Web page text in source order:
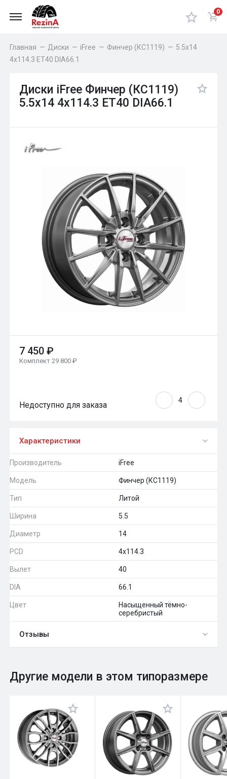
0
Главная — Диски — iFree — Финчер (КС1119) — 5.5x14
4x114.3 ET40 DIA66.1
Диски iFree Финчер (КС1119)
5.5x14 4x114.3 ET40 DIA66.1
7 450 ₽
Комплект 29 800 ₽
Недоступно для заказа
Характеристики
Производитель iFree
Модель Финчер (КС1119)
Тип Литой
Ширина 5.5
Диаметр 14
PCD 4x114.3
Вылет 40
DIA 66.1
Цвет
Насыщенный тёмно-
серебристый
Отзывы
Оставить отзыв
Общий рейтинг 0
Другие модели в этом типоразмере